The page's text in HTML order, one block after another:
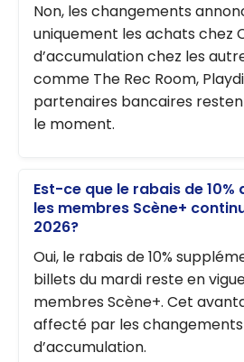
Non, les changements
uniquement les achats chez
d’accumulation chez les
comme The Rec Room,
partenaires bancaires
le moment.
Est-ce que le rabais de
les membres Scène+
2026?
Oui, le rabais de 10%
billets du mardi reste en
membres Scène+. Cet
affecté par les
d’accumulation.